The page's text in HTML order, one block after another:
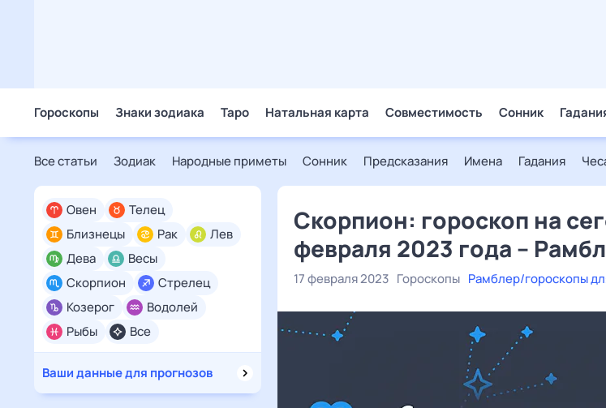
Гороскопы Знаки зодиака Таро Натальная карта Совместимость Сонник
Все статьи Зодиак Народные приметы Сонник Предсказания Имена Гадания
Все
Овен
Телец
Близнецы
Рак
Лев
Дева
Весы
Скорпион
Стрелец
Козерог
Водолей
Рыбы
Ваши данные для прогнозов
Скорпион: гороскоп на
февраля 2023 года –
17 февраля 2023 Гороскопы Рамблер/гороскопы